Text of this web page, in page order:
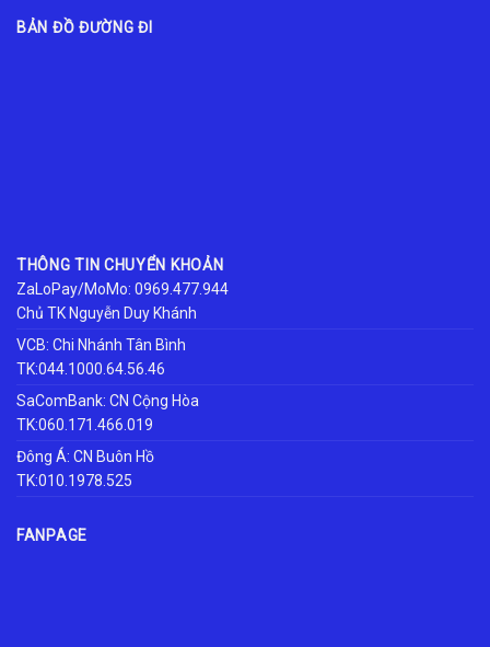
BẢN ĐỒ ĐƯỜNG ĐI
THÔNG TIN CHUYỂN KHOẢN
ZaLoPay/MoMo: 0969.477.944
Chủ TK Nguyễn Duy Khánh
VCB: Chi Nhánh Tân Bình
TK:044.1000.64.56.46
SaComBank: CN Cộng Hòa
TK:060.171.466.019
Đông Á: CN Buôn Hồ
TK:010.1978.525
FANPAGE